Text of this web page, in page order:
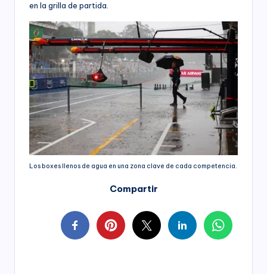
en la grilla de partida.
Los boxes llenos de agua en una zona clave de cada competencia.
Compartir